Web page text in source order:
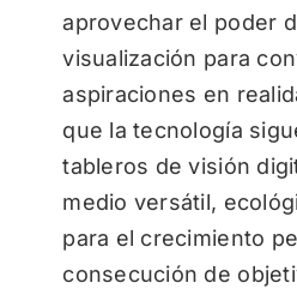
aprovechar el poder
visualización para
aspiraciones en
que la tecnología
tableros de visión
medio versátil,
para el crecimiento
consecución de